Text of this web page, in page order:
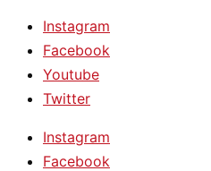
Instagram
Facebook
Youtube
Twitter
Instagram
Facebook